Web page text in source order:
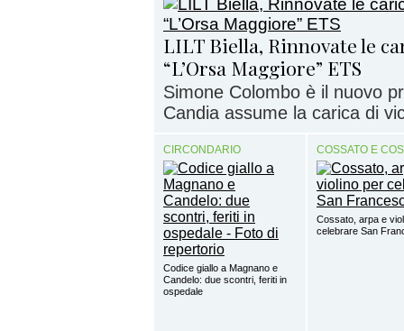
LILT Biella, Rinnovate le
“L’Orsa Maggiore” ETS
Simone Colombo è il nuovo
Candia assume la carica di
CIRCONDARIO
Codice giallo a Magnano e
Candelo: due scontri, feriti in
ospedale
COSSATO E
Cossato, arpa e
celebrare San